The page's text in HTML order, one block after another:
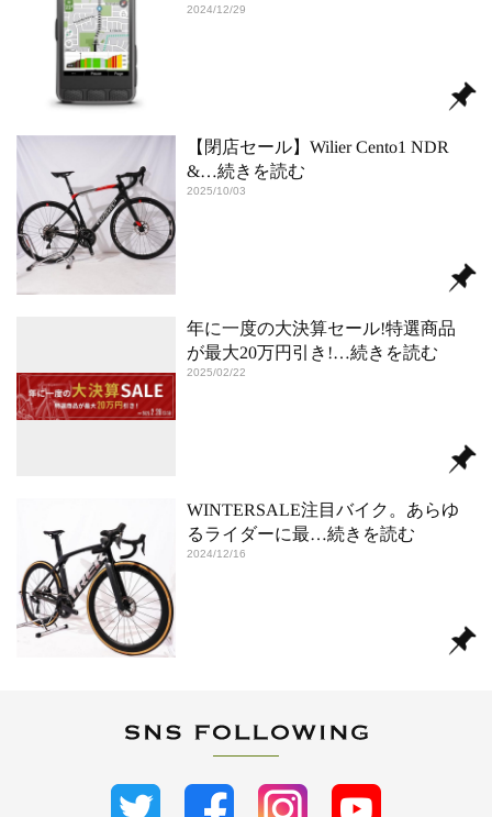
2024/12/29
【閉店セール】Wilier Cento1 NDR
&…続きを読む
2025/10/03
年に一度の大決算セール!特選商品
が最大20万円引き!…続きを読む
2025/02/22
WINTERSALE注目バイク。あらゆ
るライダーに最…続きを読む
2024/12/16